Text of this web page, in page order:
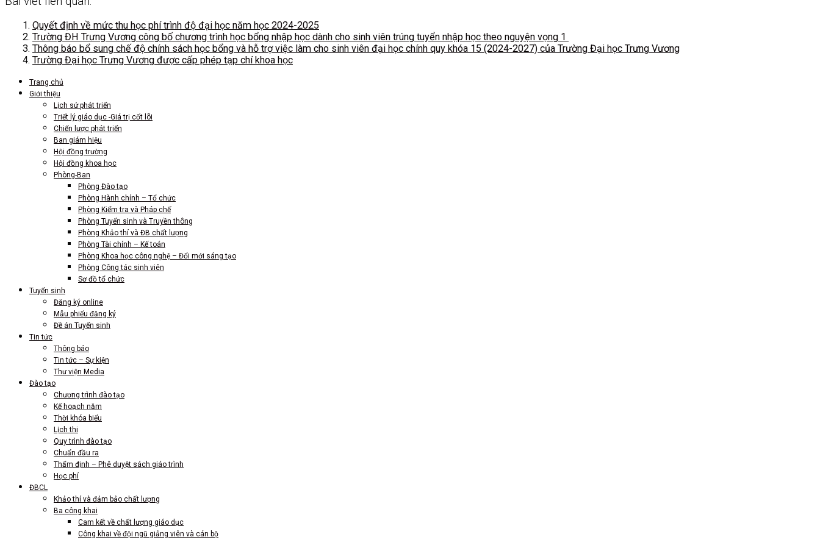
Quyết định về mức thu học phí trình độ đại học năm học 2024-2025
Trường ĐH Trưng Vương công bố chương trình học bổng nhập học dành cho sinh viên trúng tuyển nhập học theo nguyện vọng 1
Thông báo bổ sung chế độ chính sách học bổng và hỗ trợ việc làm cho sinh viên đại học chính quy khóa 15 (2024-2027) của Trường Đại học Trưng Vương
Trường Đại học Trưng Vương được cấp phép tạp chí khoa học
Trang chủ
Giới thiệu
Lịch sử phát triển
Triết lý giáo dục -Giá trị cốt lõi
Chiến lược phát triển
Ban giám hiệu
Hội đồng trường
Hội đồng khoa học
Phòng-Ban
Phòng Đào tạo
Phòng Hành chính – Tổ chức
Phòng Kiểm tra và Pháp chế
Phòng Tuyển sinh và Truyền thông
Phòng Khảo thí và ĐB chất lượng
Phòng Tài chính – Kế toán
Phòng Khoa học công nghệ – Đổi mới sáng tạo
Phòng Công tác sinh viên
Sơ đồ tổ chức
Tuyển sinh
Đăng ký online
Mẫu phiếu đăng ký
Đề án Tuyển sinh
Tin tức
Thông báo
Tin tức – Sự kiện
Thư viện Media
Đào tạo
Chương trình đào tạo
Kế hoạch năm
Thời khóa biểu
Lịch thi
Quy trình đào tạo
Chuẩn đầu ra
Thẩm định – Phê duyệt sách giáo trình
Học phí
ĐBCL
Khảo thí và đảm bảo chất lượng
Ba công khai
Cam kết về chất lượng giáo dục
Công khai về đội ngũ giảng viên và cán bộ